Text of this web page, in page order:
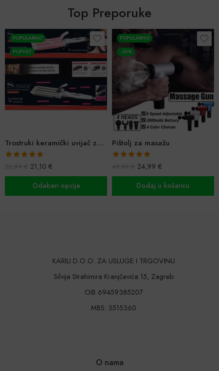
Top Preporuke
POPULARNO
POPUST
Trostruki keramički uvijač za bogate valove
Ocijenjeno
5.00 od 5
32,99€ 21,10 €
Odaberi opcije
POPULARNO
-50%
Pištolj za masažu
Ocijenjeno
5.00 od 5
49,99€ 24,99 €
Dodaj u košaricu
KARILI D.O.O. ZA USLUGE I TRGOVINU
Silvija Strahimira Kranjčevića 15, Zagreb
OIB 69459385207
MBS: 5515360
O nama